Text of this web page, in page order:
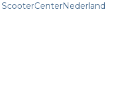
ScooterCenterNederland